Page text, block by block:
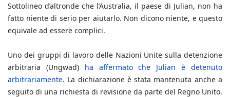
Sottolineo d’altronde che l’Australia, il paese di Julian, non ha
fatto niente di serio per aiutarlo. Non dicono niente, e questo
equivale ad essere complici.
Uno dei gruppi di lavoro delle Nazioni Unite sulla detenzione
arbitraria (Ungwad) ha affermato che Julian è detenuto
arbitrariamente. La dichiarazione è stata mantenuta anche a
seguito di una richiesta di revisione da parte del Regno Unito.